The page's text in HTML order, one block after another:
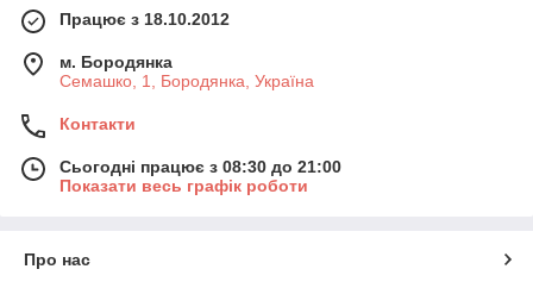
Працює з 18.10.2012
м. Бородянка
Семашко, 1, Бородянка, Україна
Контакти
Сьогодні працює з 08:30 до 21:00
Показати весь графік роботи
Про нас